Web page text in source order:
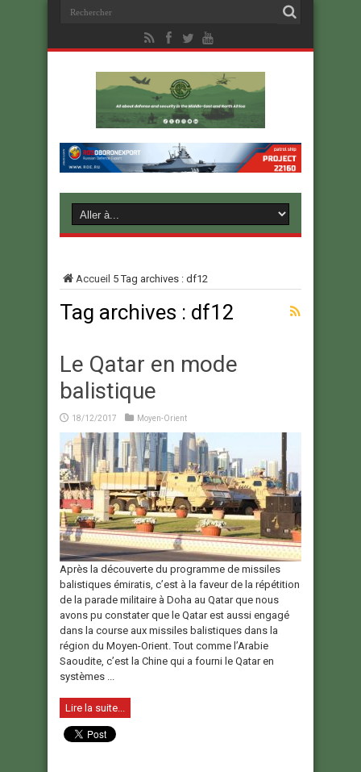
Accueil 5Tag archives : df12
Tag archives : df12
Le Qatar en mode
balistique
18/12/2017 Moyen-Orient
Après la découverte du programme de missiles
balistiques émiratis, c’est à la faveur de la répétition
de la parade militaire à Doha au Qatar que nous
avons pu constater que le Qatar est aussi engagé
dans la course aux missiles balistiques dans la
région du Moyen-Orient. Tout comme l’Arabie
Saoudite, c’est la Chine qui a fourni le Qatar en
systèmes ...
Lire la suite...